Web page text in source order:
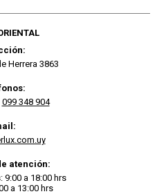
Herrera 3863
099 348 904
atención:
9:00 a 18:00 hrs
a 13:00 hrs